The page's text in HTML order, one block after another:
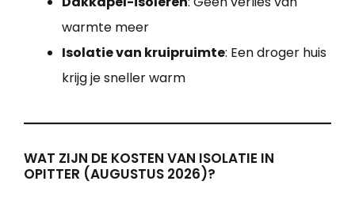
warmte meer
Isolatie van kruipruimte: Een droger huis
krijg je sneller warm
WAT ZIJN DE KOSTEN VAN ISOLATIE IN
OPITTER (AUGUSTUS 2026)?